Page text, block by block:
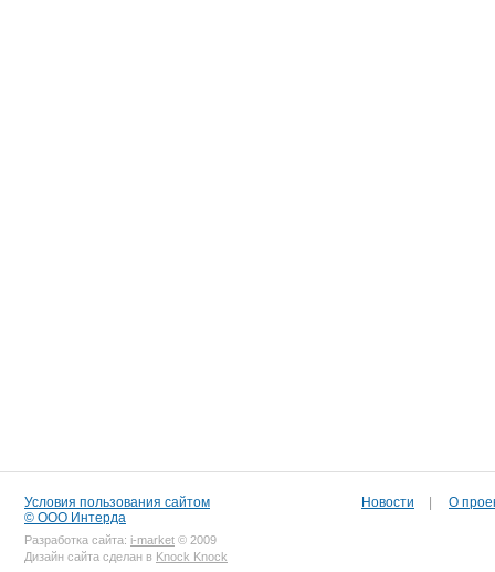
Условия пользования сайтом
© ООО Интерда
Разработка сайта: i-market © 2009
Дизайн сайта сделан в Knock Knock
Новости О